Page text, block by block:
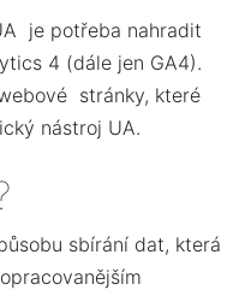
je potřeba nahradit
4 (dále jen GA4).
stránky, které
nástroj UA.
sbírání dat, která